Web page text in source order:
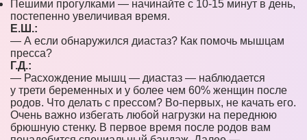
Пешими прогулками — начинайте с 10-15 минут в день,
постепенно увеличивая время.
Е.Ш.:
— А если обнаружился диастаз? Как помочь мышцам
пресса?
Г.Д.:
— Расхождение мышц — диастаз — наблюдается
у трети беременных и у более чем 60% женщин после
родов. Что делать с прессом? Во-первых, не качать его.
Очень важно избегать любой нагрузки на переднюю
брюшную стенку. В первое время после родов вам